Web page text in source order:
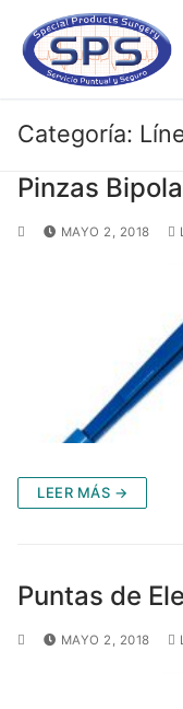
contenido
Categoría:
Pinzas
MAYO 2, 2018
LEER MÁS →
Puntas de
MAYO 2, 2018